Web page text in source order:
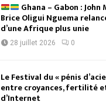
Ghana – Gabon :
Brice Oligui Nguema
d’une Afrique plus unie
28 juillet 2026 0
Le Festival du « pénis
entre croyances, fertilité
d’Internet